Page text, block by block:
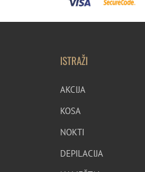
ISTRAŽI
AKCIJA
KOSA
NOKTI
DEPILACIJA